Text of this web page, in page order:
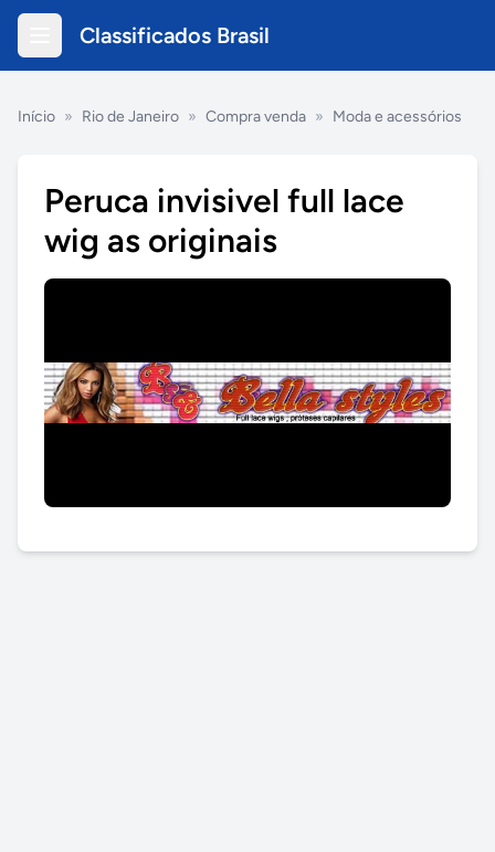
Classificados Brasil
Início » Rio de Janeiro » Compra venda » Moda e acessórios
Peruca invisivel full lace
wig as originais